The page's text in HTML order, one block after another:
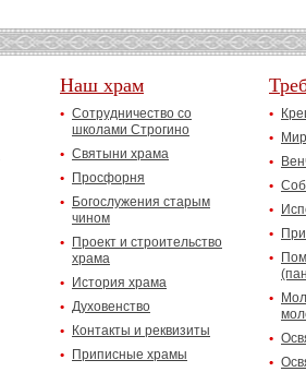
Наш храм
Сотрудничество со
школами Строгино
Святыни храма
Просфорня
Богослужения старым
чином
Проект и строительство
храма
История храма
Духовенство
Контакты и реквизиты
Приписные храмы